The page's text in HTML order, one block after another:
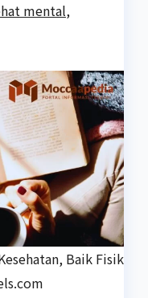
mental,
Baik Fisik